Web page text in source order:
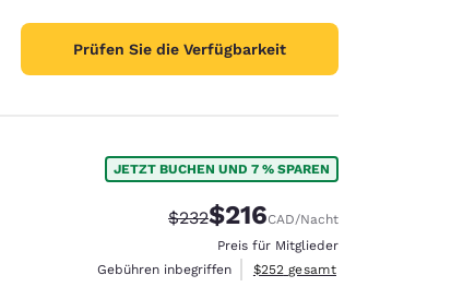
Prüfen Sie die Verfügbarkeit
JETZT BUCHEN UND 7 % SPAREN
Durchgestrichener Preis:
$232Vergünstigter Preis:
$216CAD/Nacht
Preis für Mitglieder
Gebühren inbegriffen
Geschätzte Gesamtdetails
$252 gesamt